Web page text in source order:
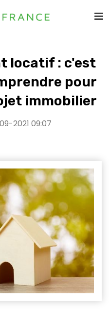
locatif : c'est
pour
immobilier
2021 09:07